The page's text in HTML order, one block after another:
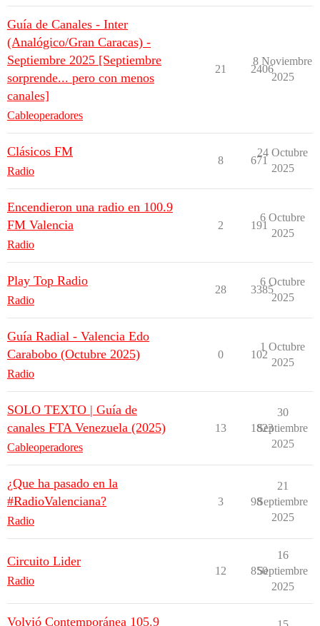
Guía de Canales - Inter
(Analógico/Gran Caracas) -
Septiembre 2025 [Septiembre
sorprende... pero con menos
canales]
Cableoperadores
21 2406
8 Noviembre
2025
Clásicos FM
Radio
8 671
24 Octubre
2025
Encendieron una radio en 100.9
FM Valencia
Radio
2 191
6 Octubre
2025
Play Top Radio
Radio
28 3385
6 Octubre
2025
Guía Radial - Valencia Edo
Carabobo (Octubre 2025)
Radio
0 102
1 Octubre
2025
SOLO TEXTO | Guía de
canales FTA Venezuela (2025)
Cableoperadores
13 1823
30
Septiembre
2025
¿Que ha pasado en la
#RadioValenciana?
Radio
3 98
21
Septiembre
2025
Circuito Lider
Radio
12 850
16
Septiembre
2025
Volvió Contemporánea 105.9